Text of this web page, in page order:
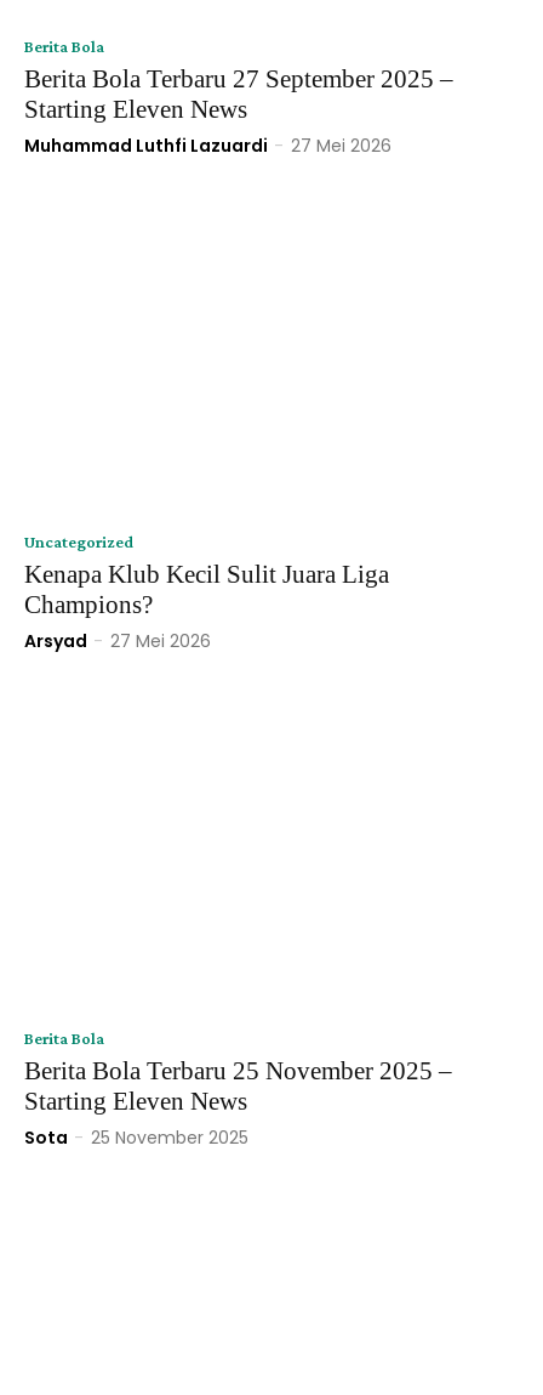
Berita Bola
Berita Bola Terbaru 27 September 2025 –
Starting Eleven News
Muhammad Luthfi Lazuardi - 27 Mei 2026
Uncategorized
Kenapa Klub Kecil Sulit Juara Liga
Champions?
Arsyad - 27 Mei 2026
Berita Bola
Berita Bola Terbaru 25 November 2025 –
Starting Eleven News
Sota - 25 November 2025